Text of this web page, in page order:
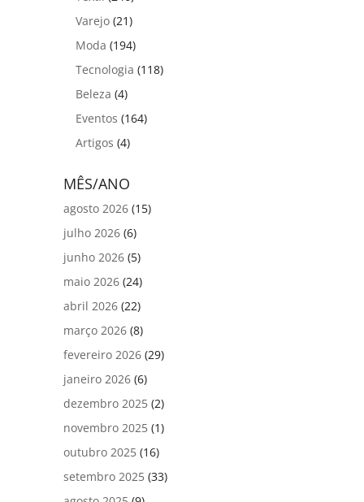
Varejo (21)
Moda (194)
Tecnologia (118)
Beleza (4)
Eventos (164)
Artigos (4)
MÊS/ANO
agosto 2026 (15)
julho 2026 (6)
junho 2026 (5)
maio 2026 (24)
abril 2026 (22)
março 2026 (8)
fevereiro 2026 (29)
janeiro 2026 (6)
dezembro 2025 (2)
novembro 2025 (1)
outubro 2025 (16)
setembro 2025 (33)